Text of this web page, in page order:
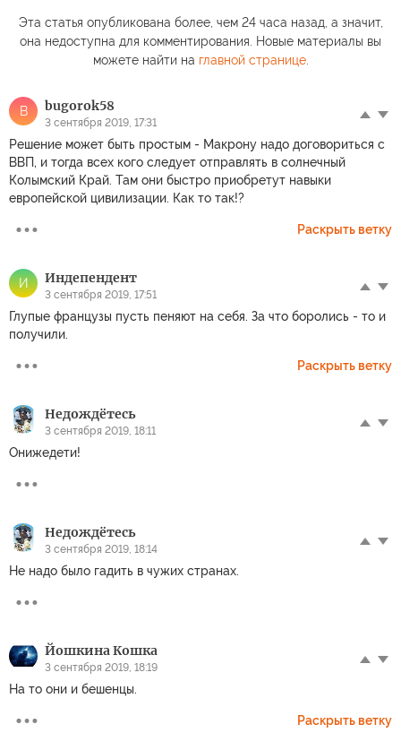
Эта статья опубликована более, чем 24 часа назад, а значит,
она недоступна для комментирования. Новые материалы вы
можете найти на главной странице.
B bugorok58
3 сентября 2019, 17:31
Решение может быть простым - Макрону надо договориться с
ВВП, и тогда всех кого следует отправлять в солнечный
Колымский Край. Там они быстро приобретут навыки
европейской цивилизации. Как то так!?
Раскрыть ветку
И Индепендент
3 сентября 2019, 17:51
Глупые французы пусть пеняют на себя. За что боролись - то и
получили.
Раскрыть ветку
Недождётесь
3 сентября 2019, 18:11
Онижедети!
Недождётесь
3 сентября 2019, 18:14
Не надо было гадить в чужих странах.
Йошкина Кошка
3 сентября 2019, 18:19
На то они и бешенцы.
Раскрыть ветку